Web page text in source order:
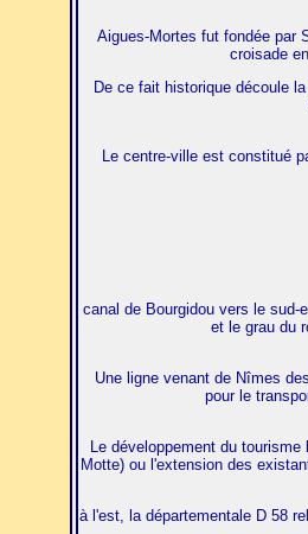
Aigues-Mortes fut fondée par
croisade
De ce fait historique découle
Le centre-ville est constitué
canal de Bourgidou vers le sud-
et le grau du
Une ligne venant de Nîmes
pour le
Le développement du
Motte) ou l'extension des
à l'est, la départementale D 58